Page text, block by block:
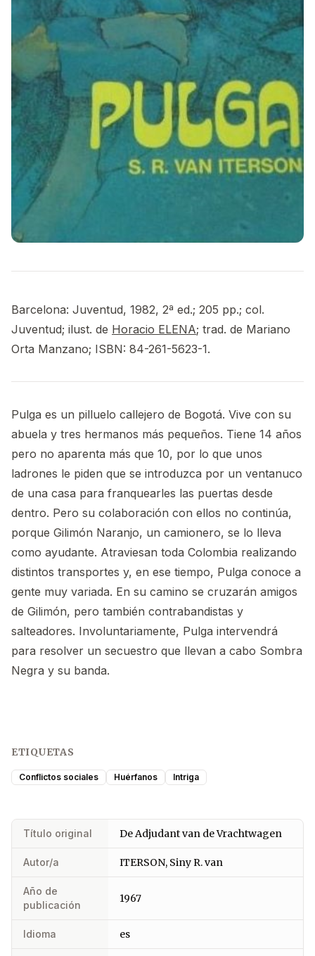
Barcelona: Juventud, 1982, 2ª ed.; 205 pp.; col.
Juventud; ilust. de Horacio ELENA; trad. de Mariano
Orta Manzano; ISBN: 84-261-5623-1.
Pulga es un pilluelo callejero de Bogotá. Vive con su
abuela y tres hermanos más pequeños. Tiene 14 años
pero no aparenta más que 10, por lo que unos
ladrones le piden que se introduzca por un ventanuco
de una casa para franquearles las puertas desde
dentro. Pero su colaboración con ellos no continúa,
porque Gilimón Naranjo, un camionero, se lo lleva
como ayudante. Atraviesan toda Colombia realizando
distintos transportes y, en ese tiempo, Pulga conoce a
gente muy variada. En su camino se cruzarán amigos
de Gilimón, pero también contrabandistas y
salteadores. Involuntariamente, Pulga intervendrá
para resolver un secuestro que llevan a cabo Sombra
Negra y su banda.
ETIQUETAS
Conflictos sociales Huérfanos Intriga
Título original De Adjudant van de Vrachtwagen
Autor/a ITERSON, Siny R. van
Año de
publicación
1967
Idioma es